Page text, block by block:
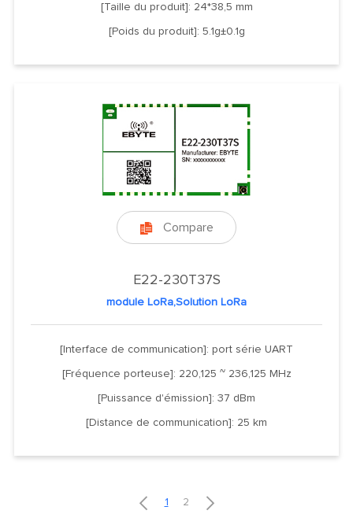
[Taille du produit]: 24*38,5 mm
[Poids du produit]: 5.1g±0.1g
 Compare
E22-230T37S
module LoRa,Solution LoRa
[Interface de communication]: port série UART
[Fréquence porteuse]: 220,125 ~ 236,125 MHz
[Puissance d'émission]: 37 dBm
[Distance de communication]: 25 km
 1 2 